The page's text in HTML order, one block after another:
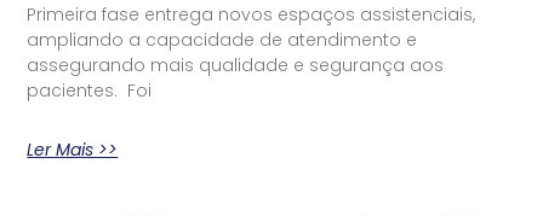
Primeira fase entrega novos espaços assistenciais,
ampliando a capacidade de atendimento e
assegurando mais qualidade e segurança aos
pacientes. Foi
Ler Mais >>